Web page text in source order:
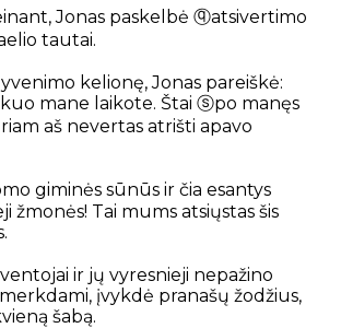
Jonas paskelbė ⓠatsivertimo
tautai.
kelionę, Jonas pareiškė:
mane laikote. Štai ⓢpo manęs
aš nevertas atrišti apavo
giminės sūnūs ir čia esantys
žmonės! Tai mums atsiųstas šis
ir jų vyresnieji nepažino
įvykdė pranašų žodžius,
šabą.